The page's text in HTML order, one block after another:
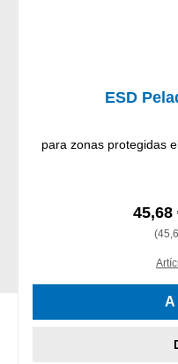
ESD
para zonas protegidas
45,68
A